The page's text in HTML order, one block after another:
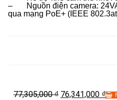
– Nguồn điện camera:
qua mạng PoE+ (IEEE
77,305,000₫ 76,341,000 ₫